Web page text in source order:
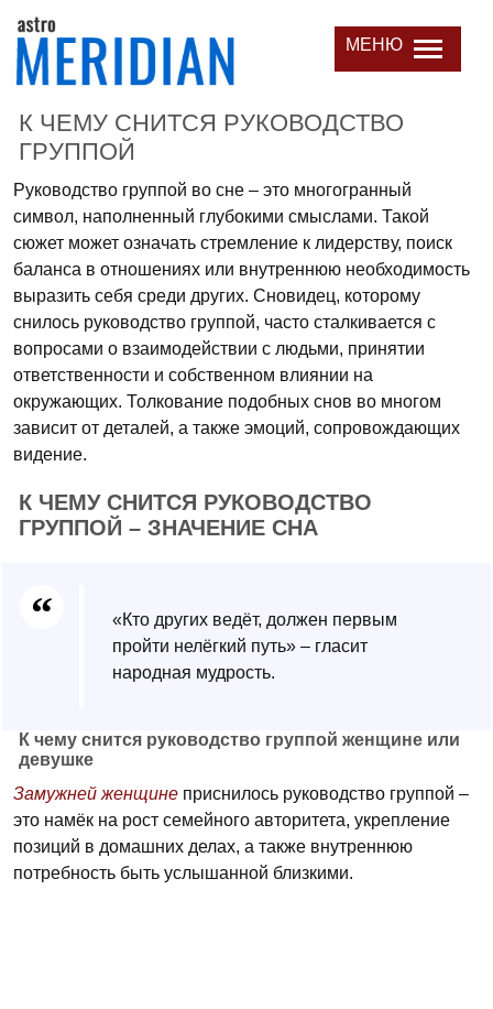
МЕНЮ
К ЧЕМУ СНИТСЯ РУКОВОДСТВО
ГРУППОЙ
Руководство группой во сне – это многогранный
символ, наполненный глубокими смыслами. Такой
сюжет может означать стремление к лидерству, поиск
баланса в отношениях или внутреннюю необходимость
выразить себя среди других. Сновидец, которому
снилось руководство группой, часто сталкивается с
вопросами о взаимодействии с людьми, принятии
ответственности и собственном влиянии на
окружающих. Толкование подобных снов во многом
зависит от деталей, а также эмоций, сопровождающих
видение.
К ЧЕМУ СНИТСЯ РУКОВОДСТВО
ГРУППОЙ – ЗНАЧЕНИЕ СНА
«Кто других ведёт, должен первым
пройти нелёгкий путь» – гласит
народная мудрость.
К чему снится руководство группой женщине или
девушке
Замужней женщине приснилось руководство группой –
это намёк на рост семейного авторитета, укрепление
позиций в домашних делах, а также внутреннюю
потребность быть услышанной близкими.